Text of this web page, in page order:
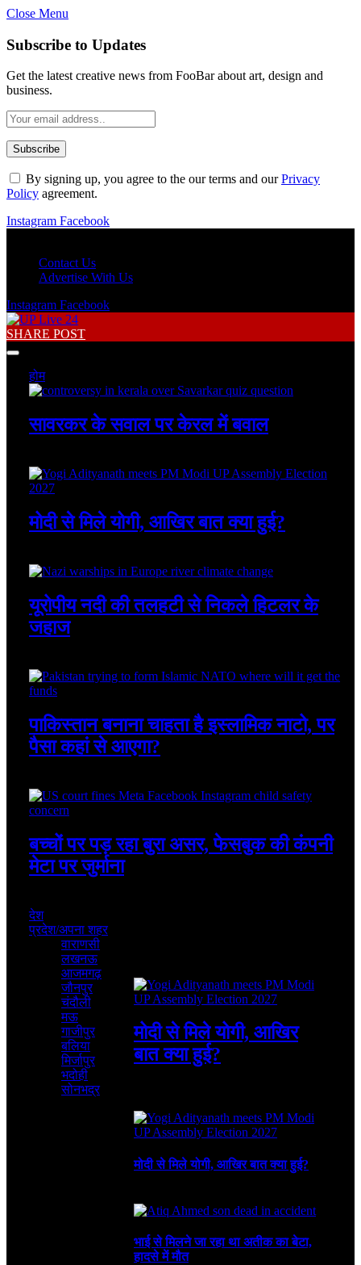
Close Menu
Subscribe to Updates
Get the latest creative news from FooBar about art, design and
business.
By signing up, you agree to the our terms and ourPrivacy
Policy agreement.
Instagram Facebook
Contact Us
Advertise With Us
Instagram Facebook
SHARE POST
होम
सावरकर के सवाल पर केरल में बवाल
मोदी से मिले योगी, आखिर बात क्या हुई?
यूरोपीय नदी की तलहटी से निकले हिटलर के
जहाज
पाकिस्तान बनाना चाहता है इस्लामिक नाटो, पर
पैसा कहां से आएगा?
बच्चों पर पड़ रहा बुरा असर, फेसबुक की कंपनी
मेटा पर जुर्माना
देश
प्रदेश/अपना शहर
वाराणसी
लखनऊ
आजमगढ़
जौनपुर
चंदौली
मऊ
गाजीपुर
बलिया
मिर्जापुर
भदोही
सोनभद्र
मोदी से मिले योगी, आखिर
बात क्या हुई?
मोदी से मिले योगी, आखिर बात क्या हुई?
भाई से मिलने जा रहा था अतीक का बेटा,
हादसे में मौत